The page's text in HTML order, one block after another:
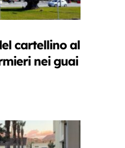
cartellino al
nei guai